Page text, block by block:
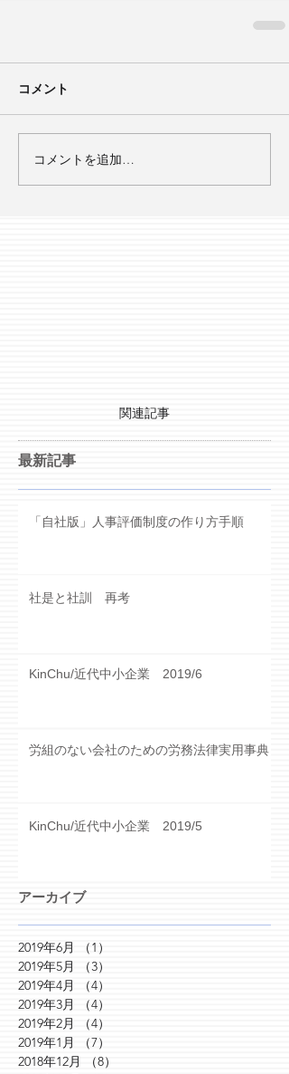
コメント
コメントを追加…
関連記事
最新記事
「自社版」人事評価制度の作り方手順
社是と社訓 再考
KinChu/近代中小企業 2019/6
労組のない会社のための労務法律実用事典
KinChu/近代中小企業 2019/5
アーカイブ
2019年6月 （1）
2019年5月
（3）
2019年4月
（4）
2019年3月
（4）
2019年2月
（4）
2019年1月
（7）
2018年12月
（8）